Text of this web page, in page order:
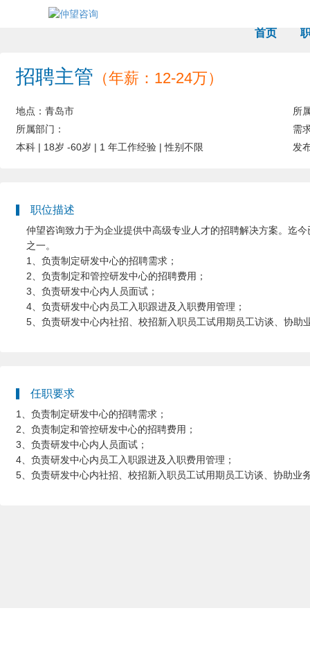
首页
招聘主管 （年薪：12-24万）
地点：青岛市
所
所属部门：
需
本科 | 18岁 -60岁 | 1 年工作经验 | 性别不限 发
职位描述
仲望咨询致力于为企业提供中高级专业人才的招聘解决方案。迄
之一。
1、负责制定研发中心的招聘需求；
2、负责制定和管控研发中心的招聘费用；
3、负责研发中心内人员面试；
4、负责研发中心内员工入职跟进及入职费用管理；
5、负责研发中心内社招、校招新入职员工试用期员工访谈、协助
任职要求
1、负责制定研发中心的招聘需求；
2、负责制定和管控研发中心的招聘费用；
3、负责研发中心内人员面试；
4、负责研发中心内员工入职跟进及入职费用管理；
5、负责研发中心内社招、校招新入职员工试用期员工访谈、协助业